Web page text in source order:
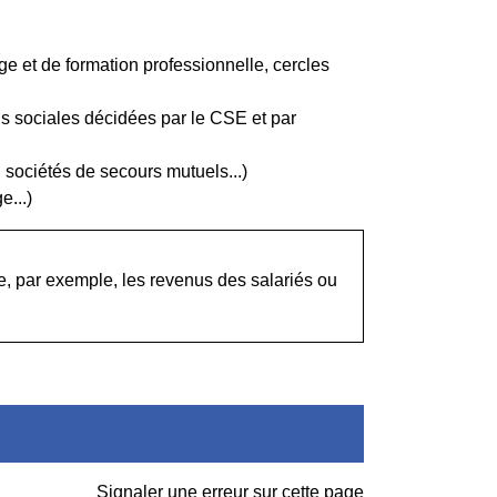
et de formation professionnelle, cercles
sociales décidées par le CSE et par
de secours mutuels...)
par exemple, les revenus des salariés ou
Signaler une erreur sur cette page